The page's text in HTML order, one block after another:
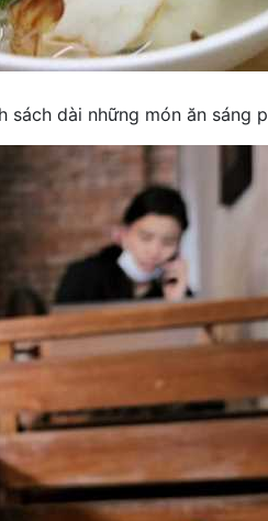
dài những món ăn sáng